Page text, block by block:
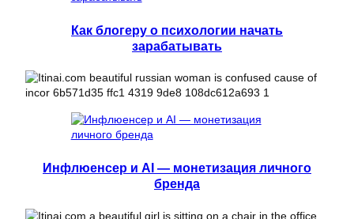
Как блогеру о психологии начать
зарабатывать
Инфлюенсер и AI — монетизация личного
бренда